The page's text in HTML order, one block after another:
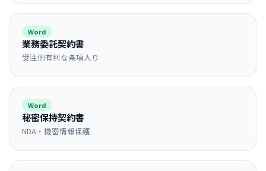
Word
業務委託契約書
受注側有利な条項入り
Word
秘密保持契約書
NDA・機密情報保護